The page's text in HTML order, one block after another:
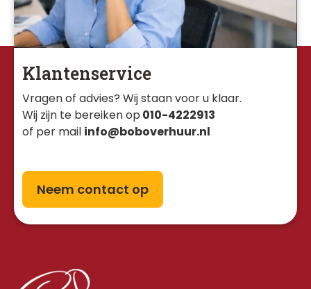
Klantenservice
Vragen of advies? Wij staan voor u klaar.
Wij zijn te bereiken op 010-4222913
of per mail info@boboverhuur.nl
Neem contact op